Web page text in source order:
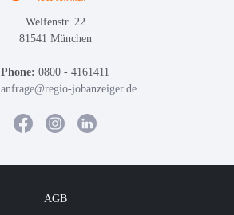
Welfenstr. 22
81541 München
Phone: 0800 - 4161411
anfrage@regio-jobanzeiger.de
AGB